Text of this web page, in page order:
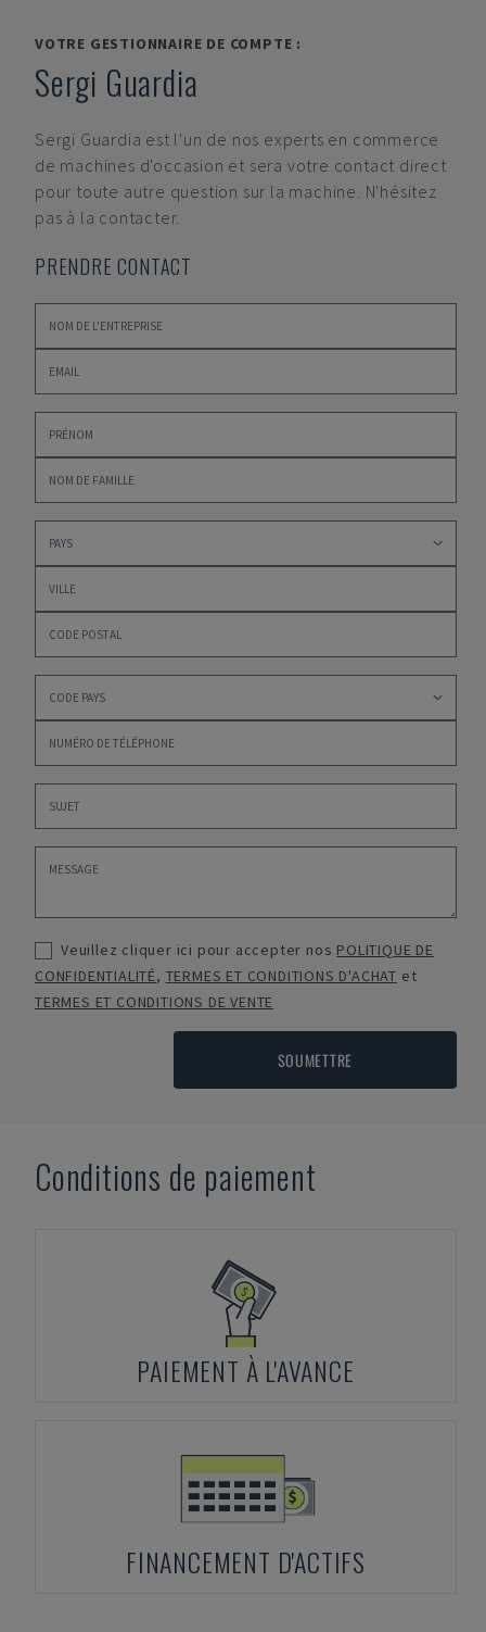
VOTRE GESTIONNAIRE DE COMPTE :
Sergi Guardia
Sergi Guardia est l'un de nos experts en commerce
de machines d'occasion et sera votre contact direct
pour toute autre question sur la machine. N'hésitez
pas à la contacter.
PRENDRE CONTACT
Veuillez cliquer ici pour accepter nos POLITIQUE DE
CONFIDENTIALITÉ, TERMES ET CONDITIONS D'ACHAT et
TERMES ET CONDITIONS DE VENTE
SOUMETTRE
Conditions de paiement
PAIEMENT À L'AVANCE
FINANCEMENT D'ACTIFS